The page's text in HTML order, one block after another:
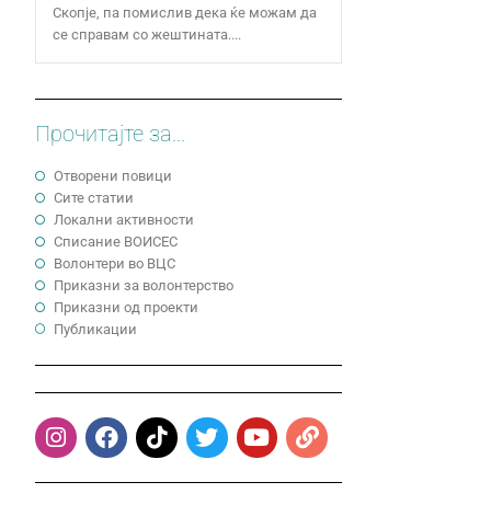
Скопје, па помислив дека ќе можам да
се справам со жештината....
Прочитајте за...
Отворени повици
Сите статии
Локални активности
Cписание ВОИСЕС
Волонтери во ВЦС
Приказни за волонтерство
Приказни од проекти
Публикации